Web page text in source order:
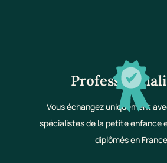
Vous échangez uniquement
spécialistes de la petite enfance
diplômés en